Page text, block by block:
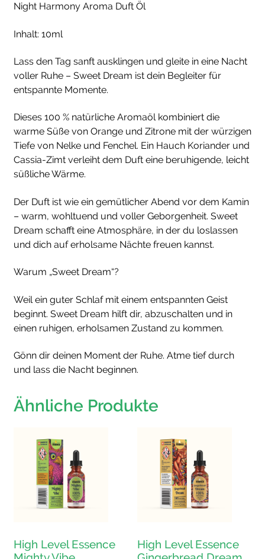
Night Harmony Aroma Duft Öl
Inhalt: 10ml
Lass den Tag sanft ausklingen und gleite in eine Nacht
voller Ruhe – Sweet Dream ist dein Begleiter für
entspannte Momente.
Dieses 100 % natürliche Aromaöl kombiniert die
warme Süße von Orange und Zitrone mit der würzigen
Tiefe von Nelke und Fenchel. Ein Hauch Koriander und
Cassia-Zimt verleiht dem Duft eine beruhigende, leicht
süßliche Wärme.
Der Duft ist wie ein gemütlicher Abend vor dem Kamin
– warm, wohltuend und voller Geborgenheit. Sweet
Dream schafft eine Atmosphäre, in der du loslassen
und dich auf erholsame Nächte freuen kannst.
Warum „Sweet Dream“?
Weil ein guter Schlaf mit einem entspannten Geist
beginnt. Sweet Dream hilft dir, abzuschalten und in
einen ruhigen, erholsamen Zustand zu kommen.
Gönn dir deinen Moment der Ruhe. Atme tief durch
und lass die Nacht beginnen.
Ähnliche Produkte
High Level Essence
High Level Essence